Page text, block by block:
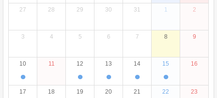
27
28 29 30 31 1 2
3 4 5 6 7 8 9
10
●
11 12
●
13
●
14
●
15
●
16
17 18 19 20 21 22 23